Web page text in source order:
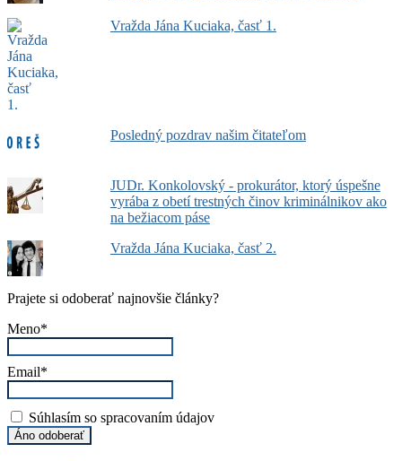
Vražda Jána Kuciaka, časť 1.
Posledný pozdrav našim čitateľom
JUDr. Konkolovský - prokurátor, ktorý úspešne
vyrába z obetí trestných činov kriminálnikov ako
na bežiacom páse
Vražda Jána Kuciaka, časť 2.
Prajete si odoberať najnovšie články?
Meno*
Email*
Súhlasím so spracovaním údajov